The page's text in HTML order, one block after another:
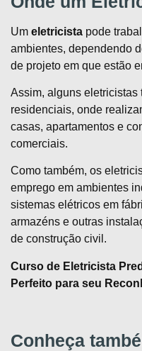
Um eletricista pode
ambientes, dependendo
de projeto em que estão
Assim, alguns eletricistas
residenciais, onde
casas, apartamentos e
comerciais.
Como também, os
emprego em ambientes
sistemas elétricos em
armazéns e outras
de construção civil.
Curso de Eletricista
Perfeito para seu
Conheça